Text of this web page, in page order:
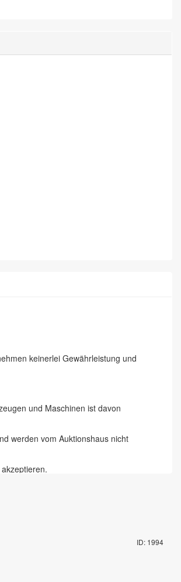
keinerlei Gewährleistung und
und Maschinen ist davon
werden vom Auktionshaus nicht
auf dem Auktionsgelände nach
ID: 1994